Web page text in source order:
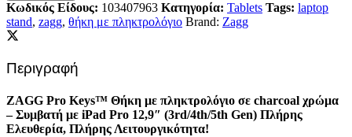
Κωδικός Είδους: 103407963 Κατηγορία: Tablets Tags: laptop
stand, zagg, θήκη με πληκτρολόγιο Brand: Zagg
Περιγραφή
ZAGG Pro Keys™ Θήκη με πληκτρολόγιο σε charcoal χρώμα
– Συμβατή με iPad Pro 12,9″ (3rd/4th/5th Gen) Πλήρης
Ελευθερία, Πλήρης Λειτουργικότητα!